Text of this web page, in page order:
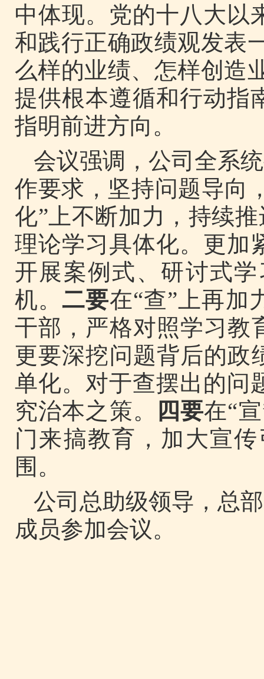
中体现。党的十八大以
和践行正确政绩观发表
么样的业绩、怎样创造
提供根本遵循和行动指
指明前进方向。
会议强调，公司全系
作要求，坚持问题导向
化”上不断加力，持续
理论学习具体化。更加
开展案例式、研讨式
机。二要在“查”上再加
干部，严格对照学习教
更要深挖问题背后的政
单化。对于查摆出的问
究治本之策。
四要在“
门来搞教育，加大宣
围。
公司总助级领导，总
成员参加会议。